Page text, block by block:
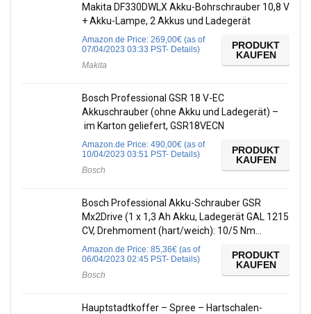
Makita DF330DWLX Akku-Bohrschrauber 10,8 V
+ Akku-Lampe, 2 Akkus und Ladegerät
Amazon.de Price: 269,00€ (as of
07/04/2023 03:33 PST- Details)
Makita
PRODUKT
KAUFEN
Bosch Professional GSR 18 V-EC
Akkuschrauber (ohne Akku und Ladegerät) –
im Karton geliefert, GSR18VECN
Amazon.de Price: 490,00€ (as of
10/04/2023 03:51 PST- Details)
Bosch
PRODUKT
KAUFEN
Bosch Professional Akku-Schrauber GSR
Mx2Drive (1 x 1,3 Ah Akku, Ladegerät GAL 1215
CV, Drehmoment (hart/weich): 10/5 Nm…
Amazon.de Price: 85,36€ (as of
06/04/2023 02:45 PST- Details)
Bosch
PRODUKT
KAUFEN
Hauptstadtkoffer – Spree – Hartschalen-